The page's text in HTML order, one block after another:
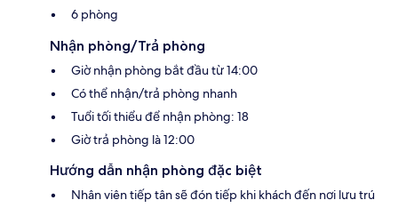
6 phòng
Nhận phòng/Trả phòng
Giờ nhận phòng bắt đầu từ 14:00
Có thể nhận/trả phòng nhanh
Tuổi tối thiểu để nhận phòng: 18
Giờ trả phòng là 12:00
Hướng dẫn nhận phòng đặc biệt
Nhân viên tiếp tân sẽ đón tiếp khi khách đến nơi lưu trú